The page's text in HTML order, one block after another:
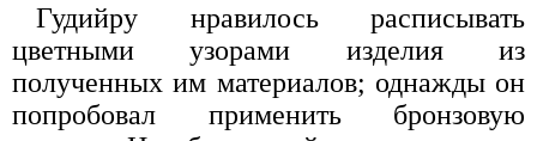
Гудийру нравилось расписывать
цветными узорами изделия из
полученных им материалов; однажды он
попробовал применить бронзовую